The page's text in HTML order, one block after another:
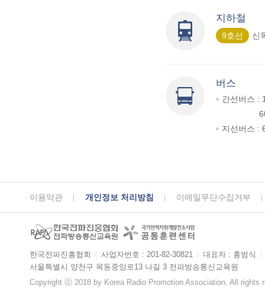
지하철
9호선 신
버스
간선버스 :
지선버스 :
이용약관 개인정보 처리방침 이메일무단수집거부
한국전파진흥협회 사업자번호 : 201-82-30821 대표자 : 홍범식
서울특별시 양천구 목동중앙로13 나길 3 전파방송통신교육원
Copyright ⓒ 2018 by Korea Radio Promotion Association. All rights